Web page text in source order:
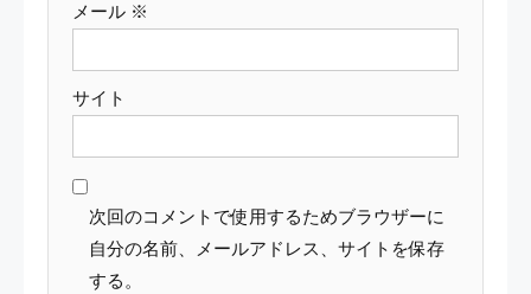
メール ※
サイト
次回のコメントで使用するためブラウザーに
自分の名前、メールアドレス、サイトを保存
する。